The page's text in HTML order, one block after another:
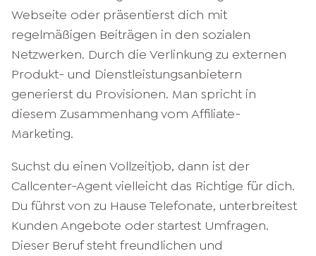
Webseite oder präsentierst dich mit
regelmäßigen Beiträgen in den sozialen
Netzwerken. Durch die Verlinkung zu externen
Produkt- und Dienstleistungsanbietern
generierst du Provisionen. Man spricht in
diesem Zusammenhang vom Affiliate-
Marketing.
Suchst du einen Vollzeitjob, dann ist der
Callcenter-Agent vielleicht das Richtige für dich.
Du führst von zu Hause Telefonate, unterbreitest
Kunden Angebote oder startest Umfragen.
Dieser Beruf steht freundlichen und